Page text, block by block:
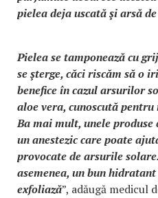
pielea deja uscată şi arsă
Pielea se tamponează cu
se şterge, căci riscăm să o
benefice în cazul arsurilor
aloe vera, cunoscută
Ba mai mult, unele
un anestezic care poate
provocate de arsurile
asemenea, un bun
exfoliază”, adăugă medicul